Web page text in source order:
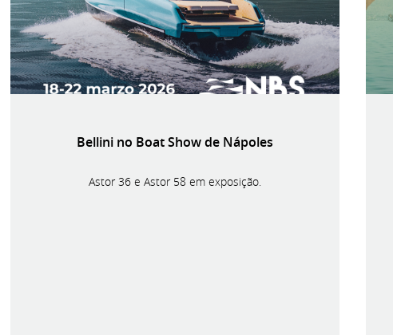
Bellini no Boat Show de Nápoles
Astor 36 e Astor 58 em exposição.